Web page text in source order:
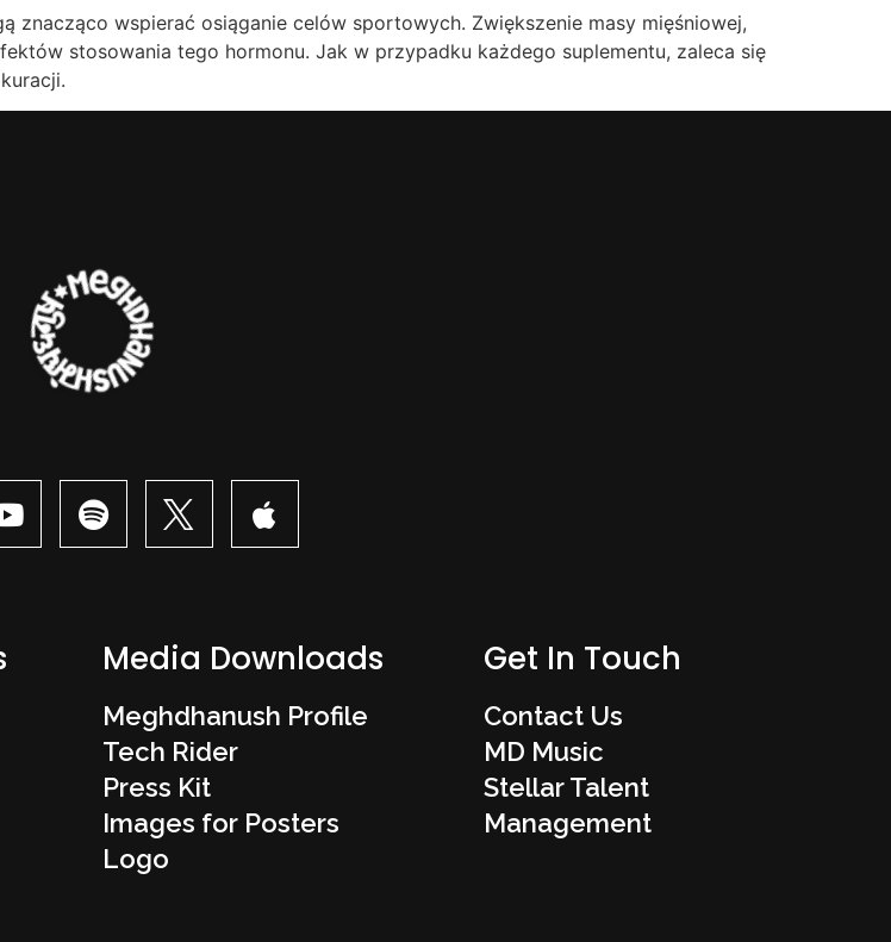
znacząco wspierać osiąganie celów sportowych. Zwiększenie masy mięśniowej,
stosowania tego hormonu. Jak w przypadku każdego suplementu, zaleca się
Media Downloads
Meghdhanush Profile
Tech Rider
Press Kit
Images for Posters
Logo
Get In Touch
Contact Us
MD Music
Stellar Talent
Management